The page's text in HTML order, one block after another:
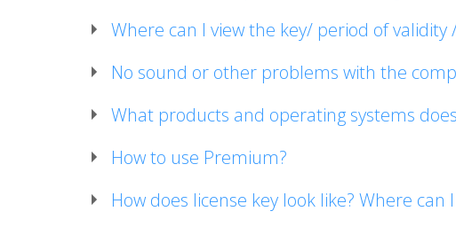
Where can I view the key/ period of
No sound or other problems with the
What products and operating systems
How to use Premium?
How does license key look like? Where